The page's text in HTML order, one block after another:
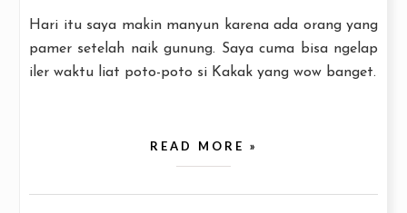
Hari itu saya makin manyun karena ada orang yang
pamer setelah naik gunung. Saya cuma bisa ngelap
iler waktu liat poto-poto si Kakak yang wow banget.
READ MORE »